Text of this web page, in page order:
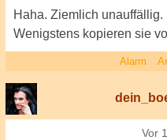
Haha. Ziemlich unauffällig.
Wenigstens kopieren sie
Alarm
Vor